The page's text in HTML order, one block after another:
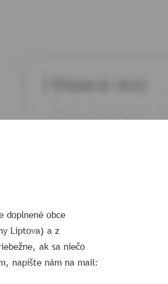
doplnené obce
Liptova) a z
ak sa niečo
napíšte nám na mail: